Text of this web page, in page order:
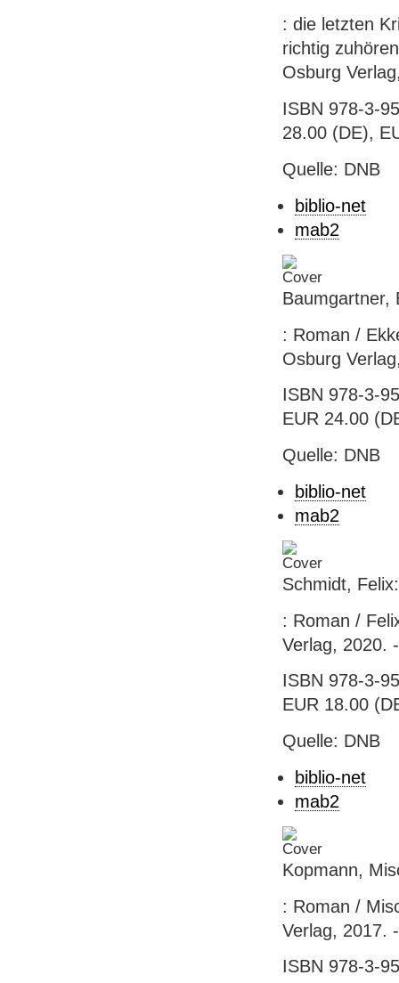
: die letzten
richtig
Osburg
ISBN 978-3-
28.00 (DE),
Quelle: DNB
biblio-net
mab2
Baumgartner,
: Roman /
Osburg
ISBN 978-3-
EUR 24.00
Quelle: DNB
biblio-net
mab2
Schmidt,
: Roman /
Verlag, 2020.
ISBN 978-3-
EUR 18.00
Quelle: DNB
biblio-net
mab2
Kopmann,
: Roman /
Verlag, 2017.
ISBN 978-3-